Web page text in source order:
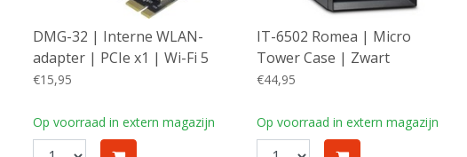
DMG-32 | Interne WLAN-
adapter | PCIe x1 | Wi-Fi 5
(802.11ac) | Dual-band 2,4 &
antennes
€15,95
Op voorraad in extern magazijn
IT-6502 Romea | Micro
Tower Case | Zwart
€44,95
Op voorraad in extern magazijn